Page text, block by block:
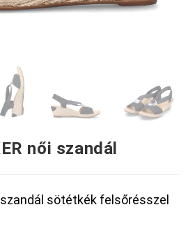
női szandál
sötétkék felsőrésszel